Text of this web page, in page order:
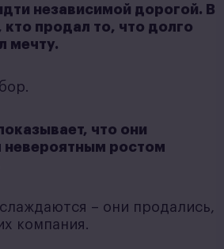
независимой дорогой. В
кто продал то, что долго
мечту.
что они
ростом
– они продались,
компания.